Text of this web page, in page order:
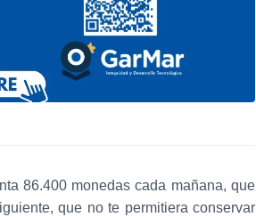
86.400 monedas cada mañana, que
que no te permitiera conservar